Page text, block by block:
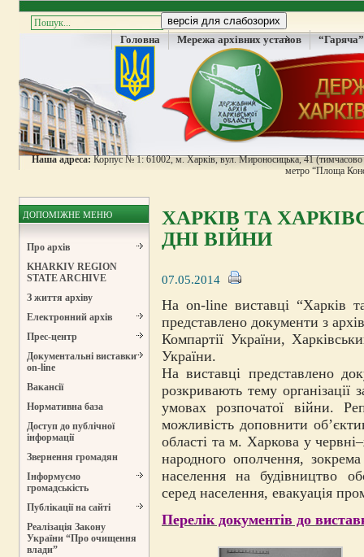
Головна Мережа архівних установ
Наша адреса:Корпус № 1: 61002, м. Харків, вул. Мироносицька, 41
метро “Площа
ДОПОМІЖНЕ МЕНЮ
Про архів
KHARKIV REGION
STATE ARCHIVE
З життя архіву
Електронний архів
Прес-центр
Документальні виставки
on-line
Вакансії
Нормативна база
Доступ до публічної
інформації
Звернення громадян
Інформуємо
громадськість
Публікації на сайті
Реалізація Закону
України “Про очищення
влади”
ХАРКІВ ТА
ДНІ ВІЙНИ
07.05.2014
На on-line виставці “Харків
представлено документи з
Компартії України,
України.
На виставці представлено
розкривають тему організації
умовах розпочатої війни.
можливість доповнити
області та м. Харкова у
народного ополчення,
населення на будівництво
серед населення, евакуація
Перелік документів до